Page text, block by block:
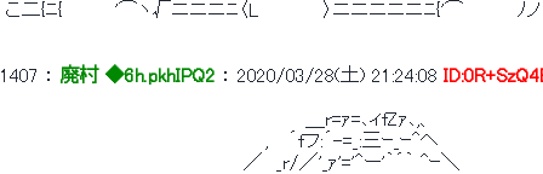
こ二{ﾆ{　　 　 '⌒ヽ√ニニニﾆ〈L 　 　 　 〉ニニニニニﾆ{'⌒　　　　ﾉ
1407 ： 廃村 ◆6h.pkhIPQ2 ： 2020/03/28(土) 21:24:08
＿r=ｧ=､ィfZｧ､,、
,　 ´fフ:´-=_:三ｰ_ｰ^ヘ
／　_r/／'_ｧ'='^ー'｀´｀ ^ｰ＼